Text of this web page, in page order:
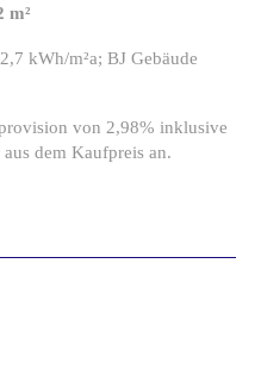
m²
kWh/m²a; BJ Gebäude
von 2,98% inklusive
dem Kaufpreis an.